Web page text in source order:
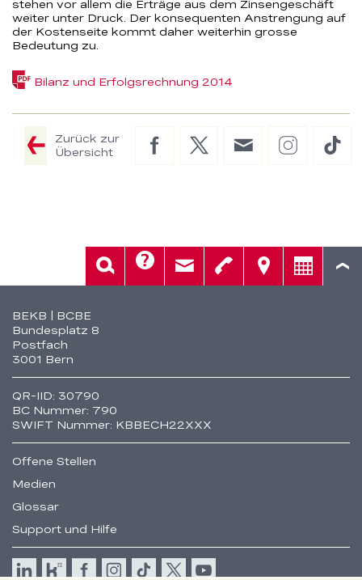
stehen vor allem die Erträge aus dem Zinsengeschäft
weiter unter Druck. Der konsequenten Anstrengung auf
der Kostenseite kommt daher weiterhin grosse
Bedeutung zu.
Bilanz und Erfolgsrechnung 2014
Zurück zur
Übersicht
FacebookTwitter
E-
Instagram
Fusszeile
BEKB | BCBE
Bundesplatz 8
Postfach
3001 Bern
QR-IID: 30790
BC Nummer: 790
SWIFT Nummer: KBBECH22XXX
Offene Stellen
Medien
Glossar
Support und Hilfe